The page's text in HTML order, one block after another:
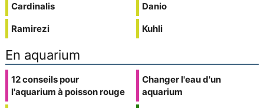
Cardinalis
Ramirezi
Danio
Kuhli
En aquarium
12 conseils pour
l'aquarium à poisson rouge
Changer l'eau d'un
aquarium